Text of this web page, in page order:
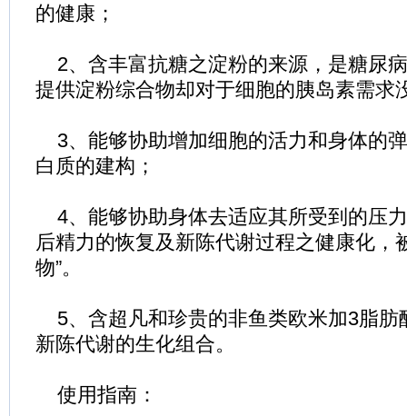
的健康；
2、含丰富抗糖之淀粉的来源，是糖尿
提供淀粉综合物却对于细胞的胰岛素需求
3、能够协助增加细胞的活力和身体的
白质的建构；
4、能够协助身体去适应其所受到的压
后精力的恢复及新陈代谢过程之健康化，
物”。
5、含超凡和珍贵的非鱼类欧米加3脂肪
新陈代谢的生化组合。
使用指南：